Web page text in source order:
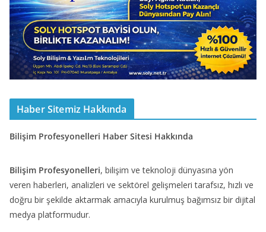
Haber Sitemiz Hakkında
Bilişim Profesyonelleri Haber Sitesi Hakkında
Bilişim Profesyonelleri, bilişim ve teknoloji dünyasına yön
veren haberleri, analizleri ve sektörel gelişmeleri tarafsız, hızlı ve
doğru bir şekilde aktarmak amacıyla kurulmuş bağımsız bir dijital
medya platformudur.